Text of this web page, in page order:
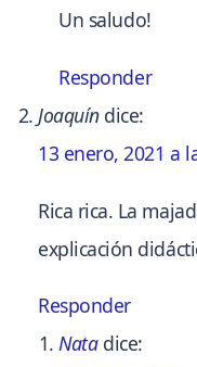
Un saludo!
Responder
Joaquín dice:
13 enero, 2021 a
Rica rica. La
explicación
Responder
Nata dice: